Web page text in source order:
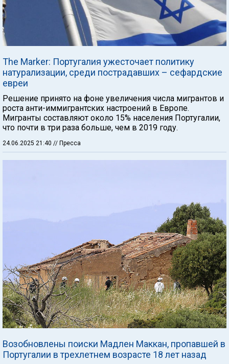
The Marker: Португалия ужесточает политику
натурализации, среди пострадавших – сефардские
евреи
Решение принято на фоне увеличения числа мигрантов и
роста анти-иммигрантских настроений в Европе.
Мигранты составляют около 15% населения Португалии,
что почти в три раза больше, чем в 2019 году.
24.06.2025 21:40 // Пресса
Возобновлены поиски Мадлен Маккан, пропавшей в
Португалии в трехлетнем возрасте 18 лет назад